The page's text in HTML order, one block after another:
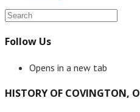
Follow Us
Opens in a new tab
HISTORY OF COVINGTON,